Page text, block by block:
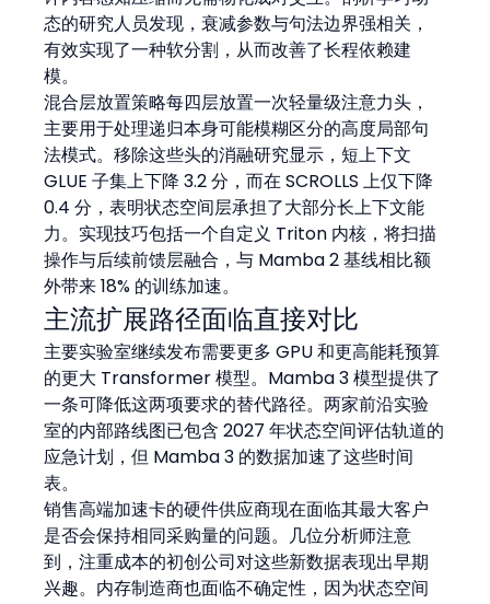
态的研究人员发现，衰减参数与句法边界强相关，
有效实现了一种软分割，从而改善了长程依赖建
模。
混合层放置策略每四层放置一次轻量级注意力头，
主要用于处理递归本身可能模糊区分的高度局部句
法模式。移除这些头的消融研究显示，短上下文
GLUE 子集上下降 3.2 分，而在 SCROLLS 上仅下降
0.4 分，表明状态空间层承担了大部分长上下文能
力。实现技巧包括一个自定义 Triton 内核，将扫描
操作与后续前馈层融合，与 Mamba 2 基线相比额
外带来 18% 的训练加速。
主流扩展路径面临直接对比
主要实验室继续发布需要更多 GPU 和更高能耗预算
的更大 Transformer 模型。Mamba 3 模型提供了
一条可降低这两项要求的替代路径。两家前沿实验
室的内部路线图已包含 2027 年状态空间评估轨道的
应急计划，但 Mamba 3 的数据加速了这些时间
表。
销售高端加速卡的硬件供应商现在面临其最大客户
是否会保持相同采购量的问题。几位分析师注意
到，注重成本的初创公司对这些新数据表现出早期
兴趣。内存制造商也面临不确定性，因为状态空间